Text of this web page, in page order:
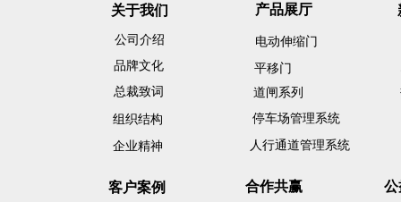
关于我们
公司介绍
品牌文化
总裁致词
组织结构
企业精神
产品展厅
电动伸缩门
平移门
道闸系列
停车场管理系统
人行通道管理系统
客户案例 合作共赢 公